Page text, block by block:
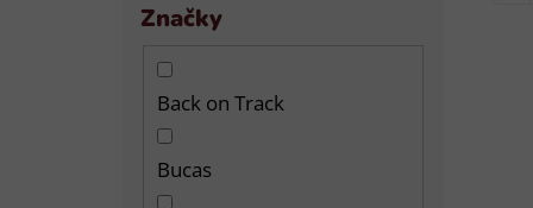
Značky
Back on Track
Bucas